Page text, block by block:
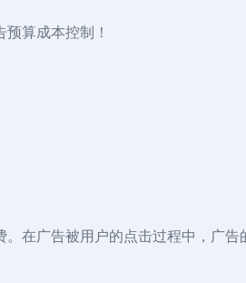
算成本控制！
在广告被用户的点击过程中，广